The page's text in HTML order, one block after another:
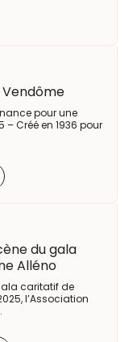
pour une
– Créé en 1936 pour
du gala
Alléno
caritatif de
l’Association